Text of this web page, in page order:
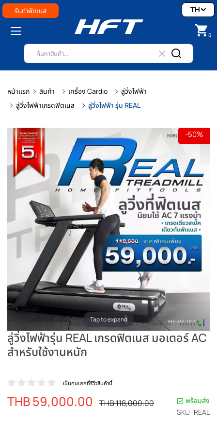
รับทำฟิตเนส
0
TH
หน้าแรก สินค้า เครื่อง Cardio
ลู่วิ่งไฟฟ้า
ลู่วิ่งไฟฟ้าเกรดฟิตเนส
ลู่วิ่งไฟฟ้า รุ่น REAL
Tap to expand
-50%
ลู่วิ่งไฟฟ้ารุ่น REAL เกรดฟิตเนส มอเตอร์ AC
สำหรับใช้งานหนัก
เป็นคนแรกที่รีวิวสินค้านี้
ราคา
THB 59,000.00
ราคา
THB 118,000.00
พร้อมส่ง
SKU REAL